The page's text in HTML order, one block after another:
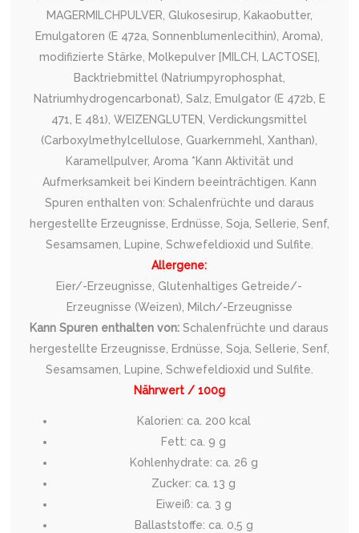
MAGERMILCHPULVER, Glukosesirup, Kakaobutter,
Emulgatoren (E 472a, Sonnenblumenlecithin), Aroma),
modifizierte Stärke, Molkepulver [MILCH, LACTOSE],
Backtriebmittel (Natriumpyrophosphat,
Natriumhydrogencarbonat), Salz, Emulgator (E 472b, E
471, E 481), WEIZENGLUTEN, Verdickungsmittel
(Carboxylmethylcellulose, Guarkernmehl, Xanthan),
Karamellpulver, Aroma *Kann Aktivität und
Aufmerksamkeit bei Kindern beeinträchtigen. Kann
Spuren enthalten von: Schalenfrüchte und daraus
hergestellte Erzeugnisse, Erdnüsse, Soja, Sellerie, Senf,
Sesamsamen, Lupine, Schwefeldioxid und Sulfite.
Allergene:
Eier/-Erzeugnisse, Glutenhaltiges Getreide/-
Erzeugnisse (Weizen), Milch/-Erzeugnisse
Kann Spuren enthalten von: Schalenfrüchte und daraus
hergestellte Erzeugnisse, Erdnüsse, Soja, Sellerie, Senf,
Sesamsamen, Lupine, Schwefeldioxid und Sulfite.
Nährwert / 100g
Kalorien: ca. 200 kcal
Fett: ca. 9 g
Kohlenhydrate: ca. 26 g
Zucker: ca. 13 g
Eiweiß: ca. 3 g
Ballaststoffe: ca. 0,5 g